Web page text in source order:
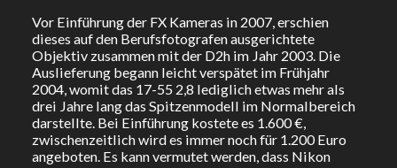
Vor Einführung der FX Kameras in 2007, erschien
dieses auf den Berufsfotografen ausgerichtete
Objektiv zusammen mit der D2h im Jahr 2003. Die
Auslieferung begann leicht verspätet im Frühjahr
2004, womit das 17-55 2,8 lediglich etwas mehr als
drei Jahre lang das Spitzenmodell im Normalbereich
darstellte. Bei Einführung kostete es 1.600 €,
zwischenzeitlich wird es immer noch für 1.200 Euro
angeboten. Es kann vermutet werden, dass Nikon